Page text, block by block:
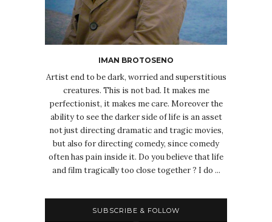
IMAN BROTOSENO
Artist end to be dark, worried and superstitious
creatures. This is not bad. It makes me
perfectionist, it makes me care. Moreover the
ability to see the darker side of life is an asset
not just directing dramatic and tragic movies,
but also for directing comedy, since comedy
often has pain inside it. Do you believe that life
and film tragically too close together ? I do ...
SUBSCRIBE & FOLLOW